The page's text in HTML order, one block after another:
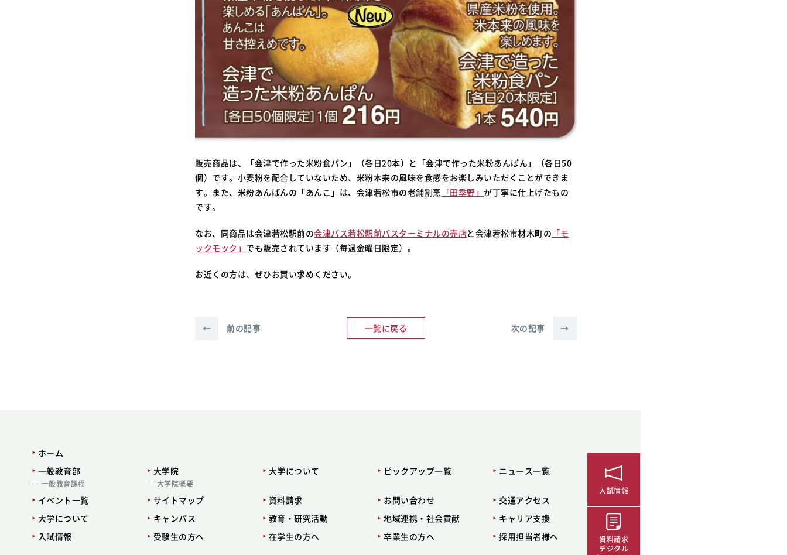
販売商品は、「会津で作った米粉食パン」（各日20本）と「会津で作った米粉あんぱん」（各日50
個）です。小麦粉を配合していないため、米粉本来の風味を食感をお楽しみいただくことができま
す。また、米粉あんぱんの「あんこ」は、会津若松市の老舗割烹 「田季野」 が丁寧に仕上げたもの
です。
なお、同商品は会津若松駅前の会津バス若松駅前バスターミナルの売店と会津若松市材木町の 「モ
ックモック」 でも販売されています（毎週金曜日限定）。
お近くの方は、ぜひお買い求めください。
← 前の記事 一覧に戻る 次の記事 →
ホーム
一般教育部
一般教育課程
大学院
大学院概要
大学について ピックアップ一覧 ニュース一覧
イベント一覧 サイトマップ 資料請求 お問い合わせ
交通アクセス
大学について
キャンパス 教育・研究活動 地域連携・社会貢献
キャリア支援
入試情報
受験生の方へ 在学生の方へ 卒業生の方へ 採用担当者様へ
入試情報
資料請求
デジタル